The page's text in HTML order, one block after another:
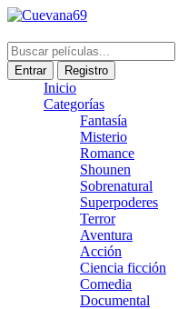
Entrar Registro
Inicio
Categorías
Fantasía
Misterio
Romance
Shounen
Sobrenatural
Superpoderes
Terror
Aventura
Acción
Ciencia ficción
Comedia
Documental